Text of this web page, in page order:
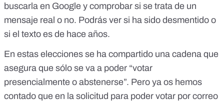
buscarla en Google y comprobar si se trata de un
mensaje real o no. Podrás ver si ha sido desmentido o
si el texto es de hace años.
En estas elecciones se ha compartido una cadena que
asegura que sólo se va a poder “votar
presencialmente o abstenerse”. Pero ya os hemos
contado que en la solicitud para poder votar por correo